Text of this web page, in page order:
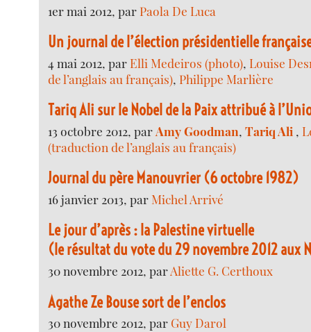
1er mai 2012, par Paola De Luca
Un journal de l’élection présidentielle
4 mai 2012, parElli Medeiros (photo),Louise
de l’anglais au français), Philippe Marlière
Tariq Ali sur le Nobel de la Paix attribué à
13 octobre 2012, parAmy Goodman,Tariq Ali ,
(traduction de l’anglais au français)
Journal du père Manouvrier (6 octobre 1982)
16 janvier 2013, parMichel Arrivé
Le jour d’après : la Palestine virtuelle
(le résultat du vote du 29 novembre 2012 aux
30 novembre 2012, parAliette G. Certhoux
Agathe Ze Bouse sort de l’enclos
30 novembre 2012, par Guy Darol